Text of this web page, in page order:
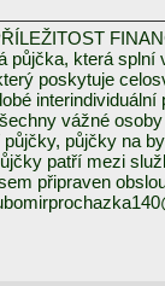
půjčka, která
poskytuje
vážné
půjčky, půjčky na
patří mezi
připraven